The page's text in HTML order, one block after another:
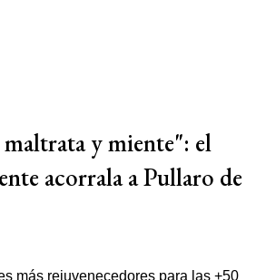
y miente": el
acorrala a Pullaro de